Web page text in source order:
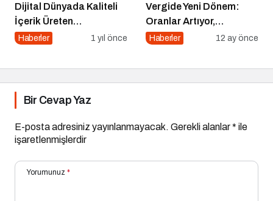
Dijital Dünyada Kaliteli
İçerik Üreten
Platformlar Neden
Haberler 1 yıl önce
Vergide Yeni Dönem:
Oranlar Artıyor,
Denetimler Dijitalleşiyor
Haberler 12 ay önce
Bir Cevap Yaz
E-posta adresiniz yayınlanmayacak. Gerekli alanlar* ile
işaretlenmişlerdir
Yorumunuz *